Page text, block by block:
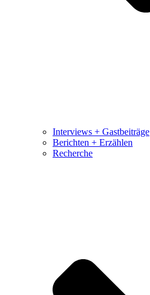
Interviews + Gastbeiträge
Berichten + Erzählen
Recherche